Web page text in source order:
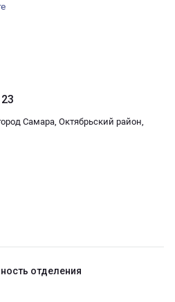
Самара, Октябрьский район,
отделения